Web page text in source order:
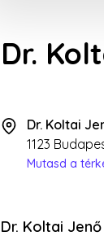
Dr.
Dr. Koltai
1123
Mutasd a
Dr. Koltai